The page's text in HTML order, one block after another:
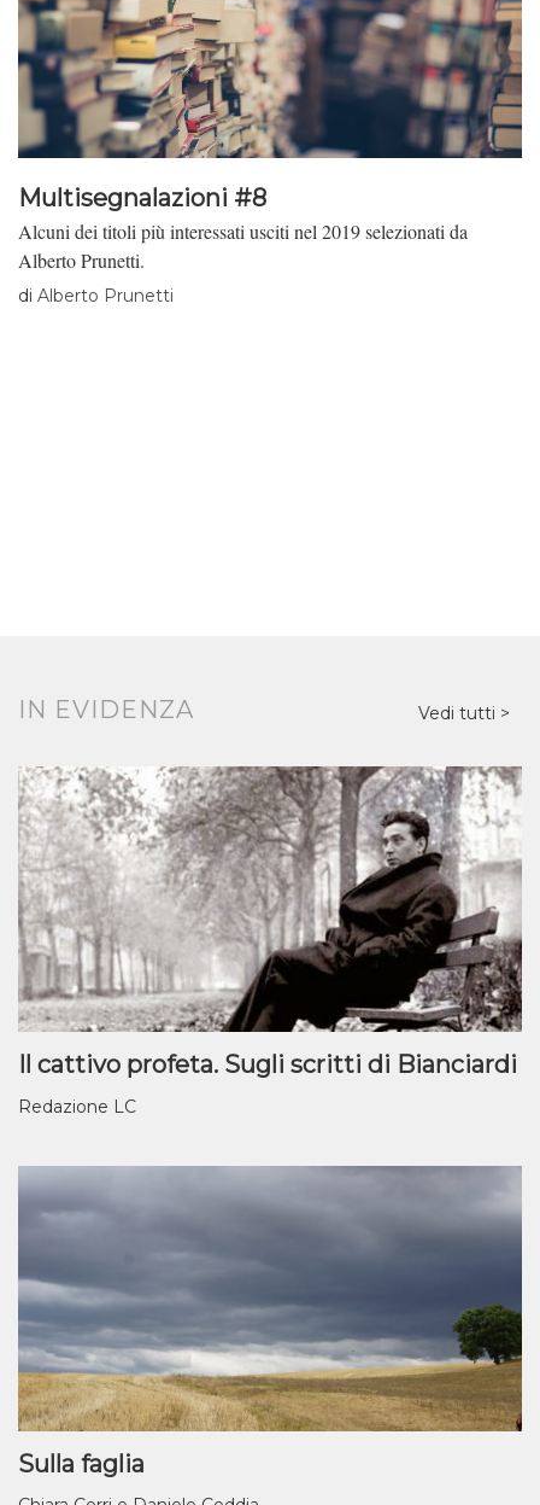
Multisegnalazioni #8
Alcuni dei titoli più interessati usciti nel 2019 selezionati da
Alberto Prunetti.
di Alberto Prunetti
IN EVIDENZA Vedi tutti
Il cattivo profeta. Sugli scritti di Bianciardi
Redazione LC
Sulla faglia